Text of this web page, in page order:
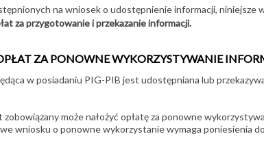
na wniosek o udostępnienie informacji, niniejsze
za przygotowanie i przekazanie informacji.
ZA PONOWNE WYKORZYSTYWANIE
w posiadaniu PIG-PIB jest udostępniana lub
może nałożyć opłatę za ponowne
wniosku o ponowne wykorzystanie wymaga poniesienia